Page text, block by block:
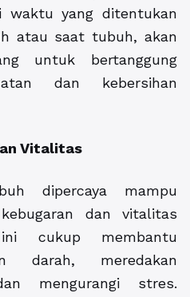
waktu yang ditentukan
atau saat tubuh, akan
untuk bertanggung
dan kebersihan
Vitalitas
dipercaya mampu
dan vitalitas
cukup membantu
darah, meredakan
mengurangi stres.